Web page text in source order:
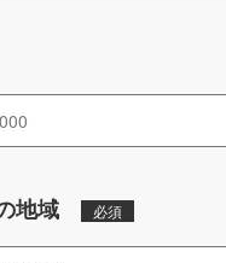
地域 必須